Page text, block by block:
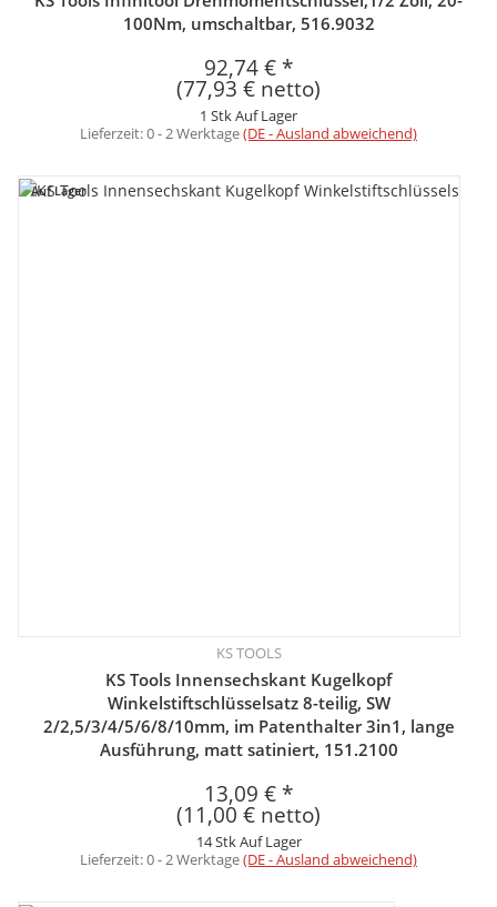
100Nm, umschaltbar, 516.9032
92,74 € *
(77,93 € netto)
1 Stk Auf Lager
Lieferzeit:0 - 2 Werktage(DE - Ausland abweichend)
Auf Lager
KS TOOLS
KS Tools Innensechskant Kugelkopf
Winkelstiftschlüsselsatz 8-teilig, SW
2/2,5/3/4/5/6/8/10mm, im Patenthalter 3in1, lange
Ausführung, matt satiniert, 151.2100
13,09 € *
(11,00 € netto)
14 Stk Auf Lager
Lieferzeit:0 - 2 Werktage(DE - Ausland abweichend)